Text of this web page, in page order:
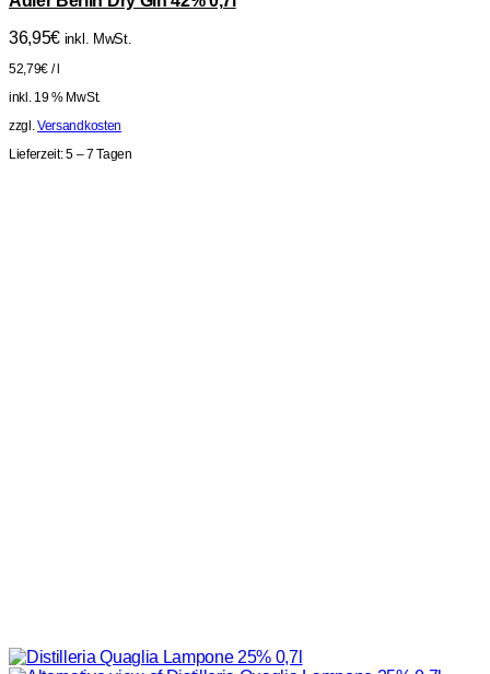
36,95€ inkl. MwSt.
52,79€ /l
inkl. 19 % MwSt.
zzgl.Versandkosten
Lieferzeit:5 – 7 Tagen